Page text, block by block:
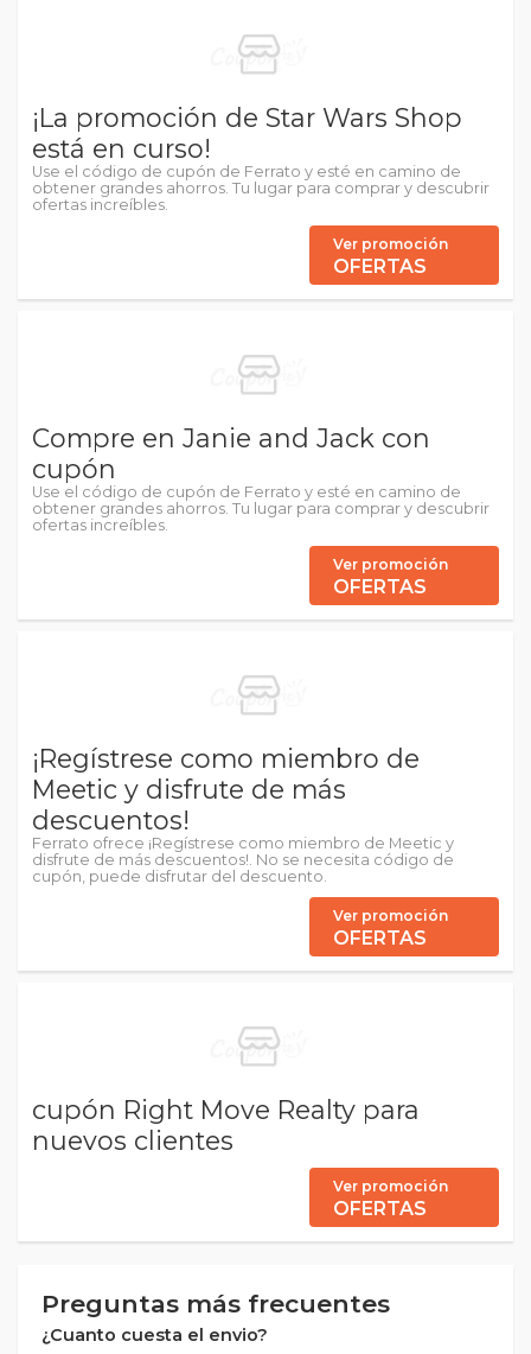
¡La promoción de Star Wars Shop
está en curso!
Use el código de cupón de Ferrato y esté en camino de
obtener grandes ahorros. Tu lugar para comprar y descubrir
ofertas increíbles.
Ver promoción
OFERTAS
Compre en Janie and Jack con
cupón
Use el código de cupón de Ferrato y esté en camino de
obtener grandes ahorros. Tu lugar para comprar y descubrir
ofertas increíbles.
Ver promoción
OFERTAS
¡Regístrese como miembro de
Meetic y disfrute de más
descuentos!
Ferrato ofrece ¡Regístrese como miembro de Meetic y
disfrute de más descuentos!. No se necesita código de
cupón, puede disfrutar del descuento.
Ver promoción
OFERTAS
cupón Right Move Realty para
nuevos clientes
Ver promoción
OFERTAS
Preguntas más frecuentes
¿Cuanto cuesta el envio?